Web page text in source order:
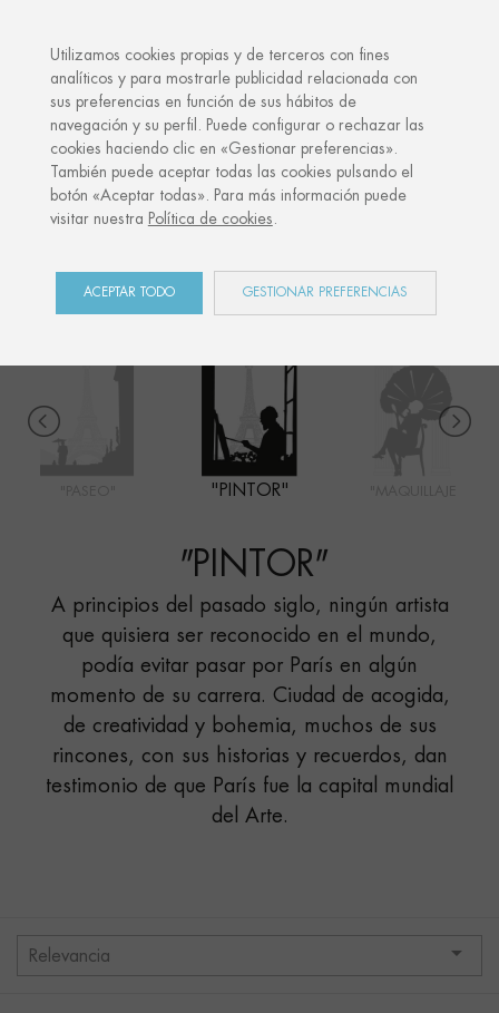
Shop París Pintor
PARÍS
"PINTOR"
"PINTOR"
A principios del pasado siglo, ningún artista
que quisiera ser reconocido en el mundo,
podía evitar pasar por París en algún
momento de su carrera. Ciudad de acogida,
de creatividad y bohemia, muchos de sus
rincones, con sus historias y recuerdos, dan
testimonio de que París fue la capital mundial
del Arte.
Relevancia 
Utilizamos cookies propias y de terceros con fines
analíticos y para mostrarle publicidad relacionada con
sus preferencias en función de sus hábitos de
navegación y su perfil. Puede configurar o rechazar las
cookies haciendo clic en «Gestionar preferencias».
También puede aceptar todas las cookies pulsando el
botón «Aceptar todas». Para más información puede
visitar nuestra Política de cookies.
ACEPTAR TODO GESTIONAR PREFERENCIAS